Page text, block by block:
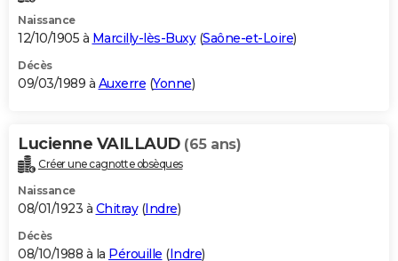
Naissance
12/10/1905 à Marcilly-lès-Buxy(Saône-et-Loire)
Décès
09/03/1989 à Auxerre (Yonne)
Lucienne VAILLAUD (65 ans)
Créer une cagnotte obsèques
Naissance
08/01/1923 à Chitray(Indre)
Décès
08/10/1988 à la Pérouille (Indre)